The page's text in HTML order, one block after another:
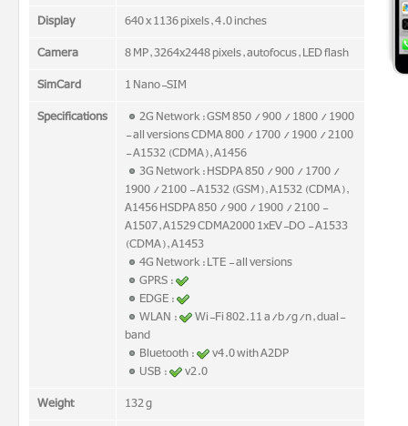
Display
640 x 1136 pixels, 4.0 inches
Camera
8 MP, 3264x2448 pixels, autofocus, LED flash
SimCard
1 Nano-SIM
Specifications
2G Network : GSM 850 / 900 / 1800 / 1900
- all versions CDMA 800 / 1700 / 1900 / 2100
- A1532 (CDMA), A1456
3G Network : HSDPA 850 / 900 / 1700 /
1900 / 2100 - A1532 (GSM), A1532 (CDMA),
A1456 HSDPA 850 / 900 / 1900 / 2100 -
A1507, A1529 CDMA2000 1xEV-DO - A1533
(CDMA), A1453
4G Network : LTE - all versions
GPRS :
EDGE :
WLAN :
Wi-Fi 802.11 a/b/g/n, dual-
band
Bluetooth :
v4.0 with A2DP
USB :
v2.0
Weight
132 g